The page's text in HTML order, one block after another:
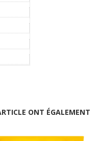
ONT ÉGALEMENT